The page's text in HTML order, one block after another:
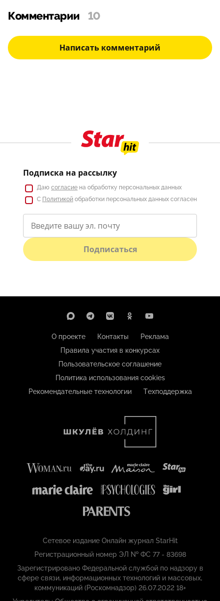
Комментарии 10
Написать комментарий
Подписка на рассылку
Даю согласие на обработку персональных данных
С Политикой обработки персональных данных согласен
Подписаться
О проекте Контакты
Реклама
Правила участия в конкурсах
Пользовательское соглашение
Политика использования cookies
Рекомендательные технологии
Техподдержка
Сетевое издание Онлайн журнал StarHit
Регистрационный номер ЭЛ № ФС 77 - 83698
Зарегистрировано Федеральной службой по надзору в
сфере связи, информационных технологий и массовых,
коммуникаций (Роскомнадзор) 26.07.2022 18+